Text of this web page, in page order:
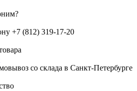
+7 (812) 319-17-20
со склада в Санкт-Петербурге